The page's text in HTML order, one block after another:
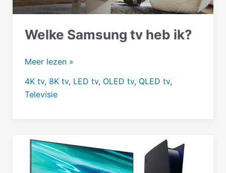
Welke Samsung tv heb ik?
Welke
tv
heb
Meer lezen »
4K tv, 8K tv, LED tv, OLED tv, QLED tv,
Televisie